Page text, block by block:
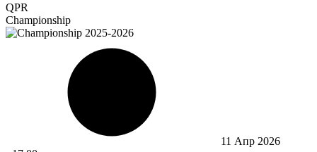
QPR
Championship
11 Апр 2026